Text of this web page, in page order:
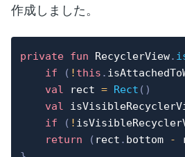
作成しました。
private fun RecyclerView.
if
( ! this .
val rect = Rect ( )
val
if
( !
return
( rect . bottom -